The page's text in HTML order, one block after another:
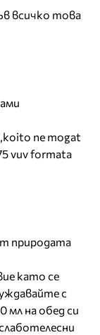
всичко това
ne mogat
vuv formata
природата
като се
с
мл на обед си